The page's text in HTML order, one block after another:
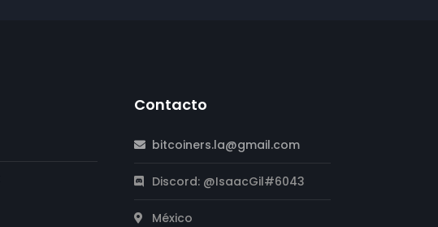
Contacto
bitcoiners.la@gmail.com
Discord: @IsaacGil#6043
México